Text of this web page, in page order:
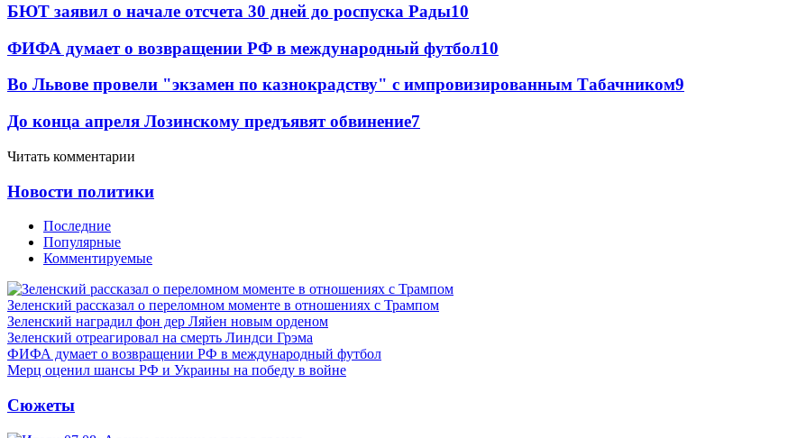
БЮТ заявил о начале отсчета 30 дней до роспуска Рады10
ФИФА думает о возвращении РФ в международный футбол10
Во Львове провели "экзамен по казнокрадству" с импровизированным Табачником9
До конца апреля Лозинскому предъявят обвинение7
Читать комментарии
Новости политики
Последние
Популярные
Комментируемые
Зеленский рассказал о переломном моменте в отношениях с Трампом
Зеленский наградил фон дер Ляйен новым орденом
Зеленский отреагировал на смерть Линдси Грэма
ФИФА думает о возвращении РФ в международный футбол
Мерц оценил шансы РФ и Украины на победу в войне
Сюжеты